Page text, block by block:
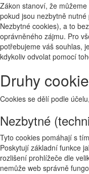
Zákon stanoví, že
pokud jsou nezbytně
Nezbytné cookies), a to
oprávněného zájmu. Pro
potřebujeme váš souhlas,
kdykoliv odvolat pomocí
Druhy
Cookies se dělí podle
Nezbytné
Tyto cookies pomáhají s
Poskytují základní funkce
rozlišení prohlížeče dle
nemůže web správně